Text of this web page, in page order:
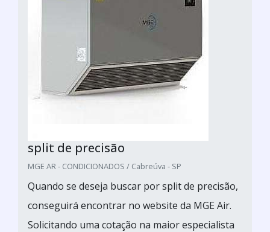
split de precisão
MGE AR - CONDICIONADOS / Cabreúva - SP
Quando se deseja buscar por split de precisão,
conseguirá encontrar no website da MGE Air.
Solicitando uma cotação na maior especialista